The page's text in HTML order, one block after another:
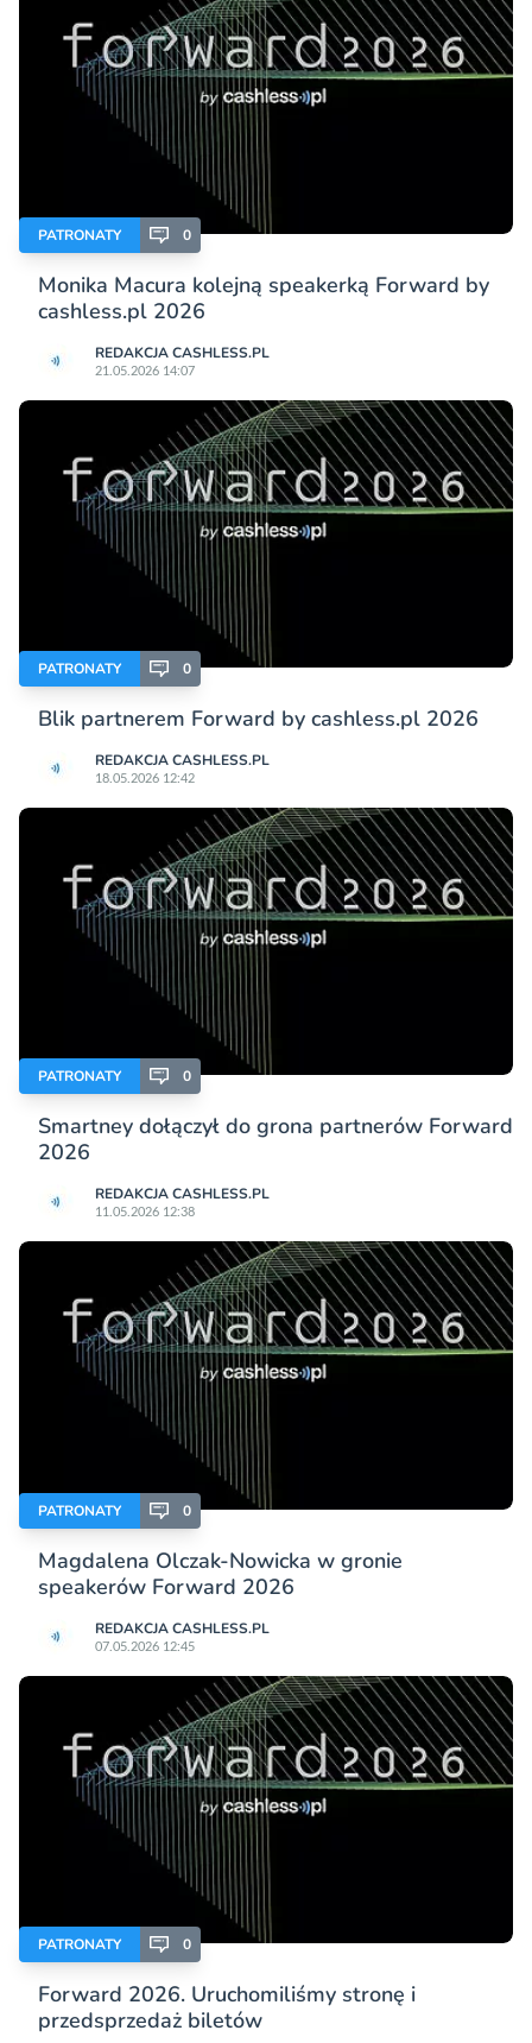
PATRONATY 0
Monika Macura kolejną speakerką Forward by
cashless.pl 2026
REDAKCJA CASHLESS.PL
21.05.2026 14:07
PATRONATY 0
Blik partnerem Forward by cashless.pl 2026
REDAKCJA CASHLESS.PL
18.05.2026 12:42
PATRONATY 0
Smartney dołączył do grona partnerów Forward
2026
REDAKCJA CASHLESS.PL
11.05.2026 12:38
PATRONATY 0
Magdalena Olczak-Nowicka w gronie
speakerów Forward 2026
REDAKCJA CASHLESS.PL
07.05.2026 12:45
PATRONATY 0
Forward 2026. Uruchomiliśmy stronę i
przedsprzedaż biletów